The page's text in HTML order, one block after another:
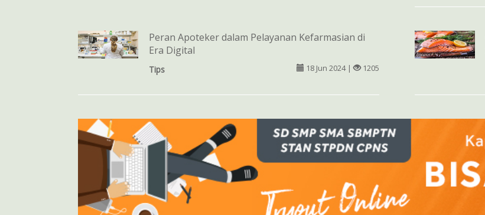
Peran Apoteker dalam Pelayanan Kefarmasian di
Era Digital
Tips 18 Jun 2024 | 1205